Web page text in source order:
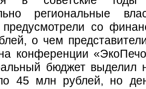
региональные
со
о чем
конференции
бюджет выделил
45 млн рублей, но